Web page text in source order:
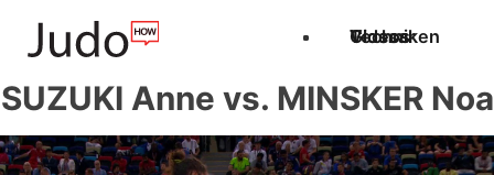
Techniken
Videos
Glossar
SUZUKI Anne vs. MINSKER Noa